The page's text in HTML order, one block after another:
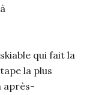
qui fait la
la plus
après-